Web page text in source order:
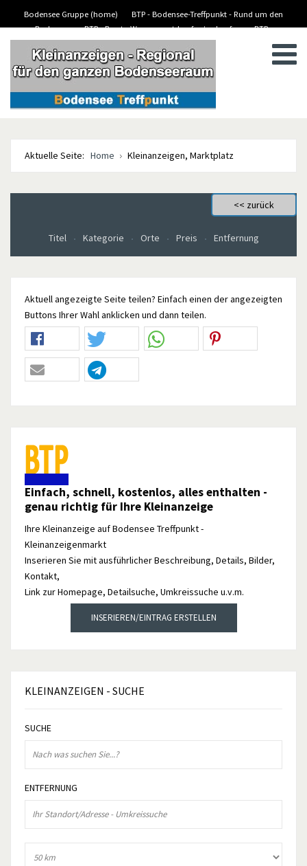
Bodensee Gruppe (home)
BTP - Bodensee-Treffpunkt - Rund um den
Bodensee
BTP - Boote-Wassersport-kaufen/verkaufen
BTP -
BTP - Kleinanzeigen
Aktuelle Seite: Home Kleinanzeigen, Marktplatz
Titel Kategorie Orte Preis Entfernung
Aktuell angezeigte Seite teilen? Einfach einen der angezeigten
Buttons Ihrer Wahl anklicken und dann teilen.
Einfach, schnell, kostenlos, alles enthalten -
genau richtig für Ihre Kleinanzeige
Ihre Kleinanzeige auf Bodensee Treffpunkt -
Kleinanzeigenmarkt
Inserieren Sie mit ausführlicher Beschreibung, Details, Bilder,
Kontakt,
Link zur Homepage, Detailsuche, Umkreissuche u.v.m.
INSERIEREN/EINTRAG ERSTELLEN
KLEINANZEIGEN - SUCHE
SUCHE
ENTFERNUNG